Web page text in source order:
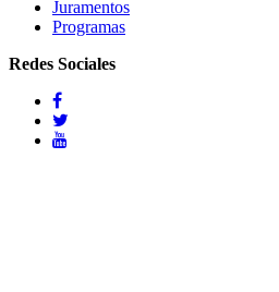
Juramentos
Programas
Redes Sociales